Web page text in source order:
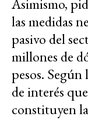
Asimismo,
las medidas
pasivo del
millones de
pesos.
de interés
constituyen